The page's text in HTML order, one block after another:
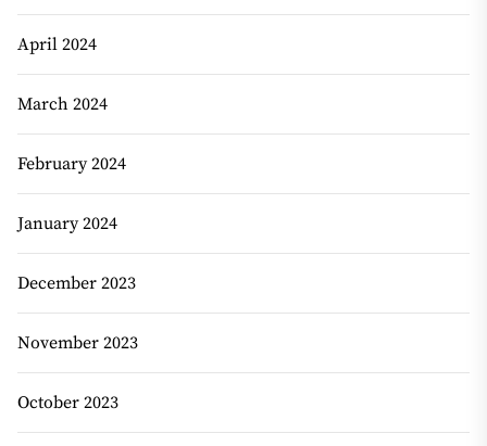
April 2024
March 2024
February 2024
January 2024
December 2023
November 2023
October 2023